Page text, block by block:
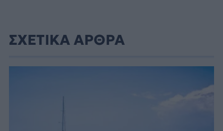
ΣΧΕΤΙΚΑ ΑΡΘΡΑ